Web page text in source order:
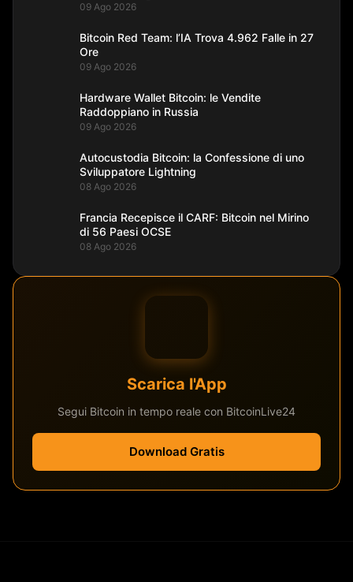
09 Ago 2026
Bitcoin Red Team: l’IA Trova 4.962 Falle in 27
Ore
09 Ago 2026
Hardware Wallet Bitcoin: le Vendite
Raddoppiano in Russia
09 Ago 2026
Autocustodia Bitcoin: la Confessione di uno
Sviluppatore Lightning
08 Ago 2026
Francia Recepisce il CARF: Bitcoin nel Mirino
di 56 Paesi OCSE
08 Ago 2026
Scarica l'App
Segui Bitcoin in tempo reale con BitcoinLive24
Download Gratis